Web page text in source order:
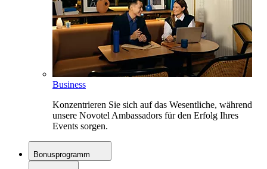
Business
Konzentrieren Sie sich auf das Wesentliche, während
unsere Novotel Ambassadors für den Erfolg Ihres
Events sorgen.
Bonusprogramm